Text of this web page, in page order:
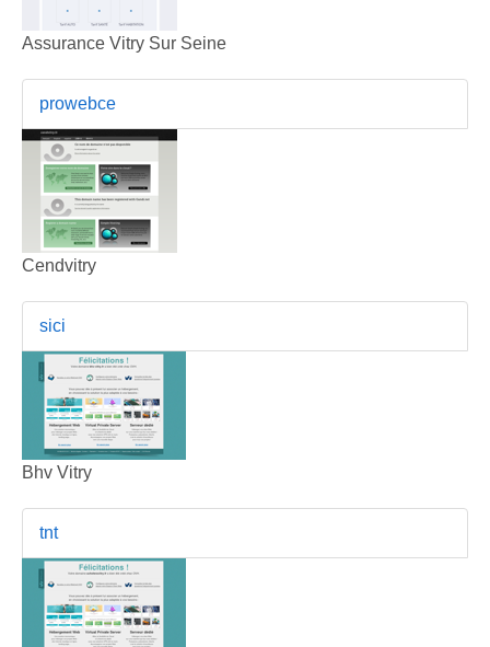
Assurance Vitry Sur Seine
prowebce
Cendvitry
sici
Bhv Vitry
tnt